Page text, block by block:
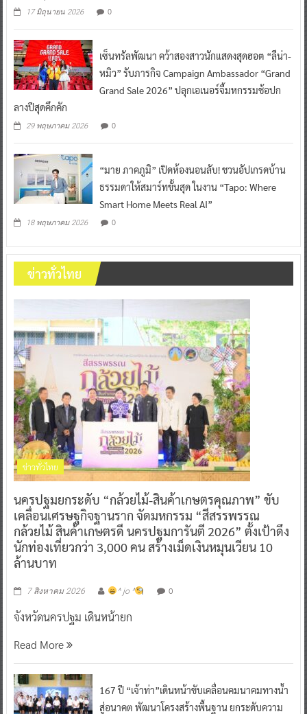
17 มิถุนายน 2026 0
เซ็นทรัลพัฒนา คว้าสองสาวนักแสดงสุดฮอต “ลีน่า-
หมิว” รับภารกิจ Campaign Ambassador “Grand
Grand Sale 2026” ปลุกเอเนอร์จี้มหกรรมช้อปก
ลางปีสุดคึกคัก
29 พฤษภาคม 2026 0
“มาย ภาคภูมิ” เปิดห้องนอนลับ! ชวนอัปเกรดบ้าน
ธรรมดาให้สมาร์ทขั้นสุด ในงาน “Tapo: Where
Smart Home Meets Real AI”
18 พฤษภาคม 2026 0
ข่าวทั่วไทย
ข่าวทั่วไทย
นครปฐมยกระดับ “กล้วยไม้-สินค้าเกษตรคุณภาพ” ขับ
เคลื่อนเศรษฐกิจฐานราก จัดมหกรรม “สีสรรพรรณ
กล้วยไม้ สินค้าเกษตรดี นครปฐมการันตี 2026” ตั้งเป้าดึง
นักท่องเที่ยวกว่า 3,000 คน สร้างเม็ดเงินหมุนเวียน 10
ล้านบาท
7 สิงหาคม 2026 ^ jo ^ 0
จังหวัดนครปฐม เดินหน้ายก
Read More
167 ปี “เจ้าท่า”เดินหน้าขับเคลื่อนคมนาคมทางน้ำ
สู่อนาคต พัฒนาโครงสร้างพื้นฐาน ยกระดับความ